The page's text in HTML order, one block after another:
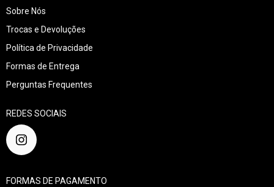
Sobre Nós
Trocas e Devoluções
Política de Privacidade
Formas de Entrega
Perguntas Frequentes
REDES SOCIAIS
FORMAS DE PAGAMENTO